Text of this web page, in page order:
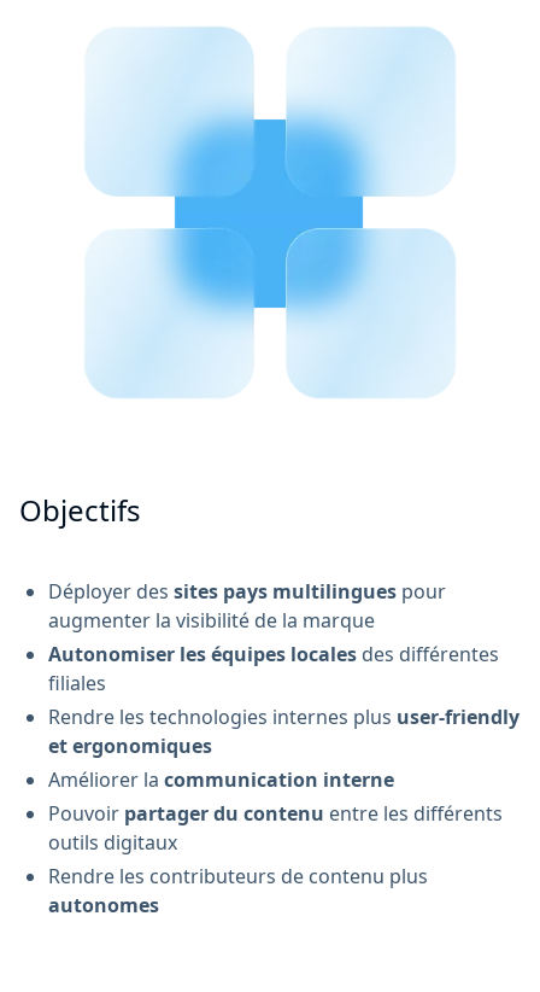
Objectifs
Déployer des sites pays multilingues pour
augmenter la visibilité de la marque
Autonomiser les équipes locales des différentes
filiales
Rendre les technologies internes plus user-friendly
et ergonomiques
Améliorer la communication interne
Pouvoir partager du contenu entre les différents
outils digitaux
Rendre les contributeurs de contenu plus
autonomes